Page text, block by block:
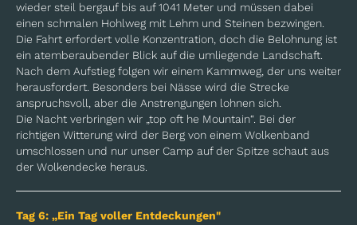
wieder steil bergauf bis auf 1041 Meter und müssen dabei
einen schmalen Hohlweg mit Lehm und Steinen bezwingen.
Die Fahrt erfordert volle Konzentration, doch die Belohnung ist
ein atemberaubender Blick auf die umliegende Landschaft.
Nach dem Aufstieg folgen wir einem Kammweg, der uns weiter
herausfordert. Besonders bei Nässe wird die Strecke
anspruchsvoll, aber die Anstrengungen lohnen sich.
Die Nacht verbringen wir „top oft he Mountain“. Bei der
richtigen Witterung wird der Berg von einem Wolkenband
umschlossen und nur unser Camp auf der Spitze schaut aus
der Wolkendecke heraus.
Tag 6: „Ein Tag voller Entdeckungen"